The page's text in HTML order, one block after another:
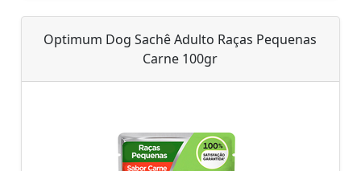
Optimum Dog Sachê Adulto Raças Pequenas
Carne 100gr